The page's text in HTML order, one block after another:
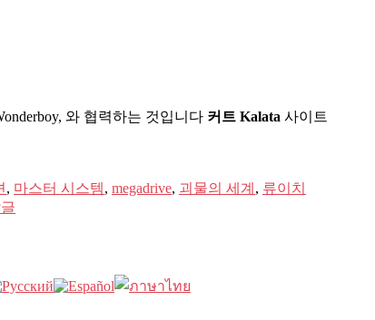
와 협력하는 것입니다 커트 Kalata 사이트
, 마스터 시스템, megadrive, 괴물의 세계 , 류이치